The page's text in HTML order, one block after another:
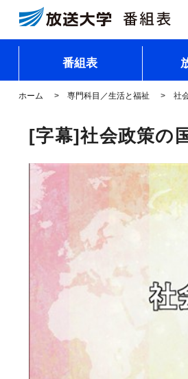
番組表
ホーム 専門科目／生活と福祉 社
[字幕]社会政策の